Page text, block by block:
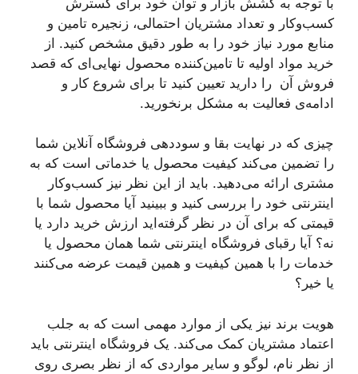
کسب‌وکار و تعداد مشتریان احتمالی، زنجیره تامین و
منابع مورد نیاز خود را به طور دقیق مشخص کنید. از
خرید مواد اولیه تا تامین‌کننده محصول نهایی‌ای که قصد
فروش آن را دارید تعیین کنید تا برای شروع کار و
ادامه‌ی فعالیت به مشکل برنخورید.
چیزی که در نهایت بقا و سوددهی فروشگاه آنلاین شما
را تضمین می‌کند کیفیت محصول یا خدماتی است که به
مشتری ارائه می‌دهید. باید از این نظر نیز کسب‌وکار
اینترنتی خود را بررسی کنید و ببینید آیا محصول شما با
قیمتی که برای آن در نظر گرفته‌اید ارزش خرید دارد یا
نه؟ آیا رقبای فروشگاه اینترنتی شما همان محصول یا
خدمات را با همین کیفیت و همین قیمت عرضه می‌کنند
یا خیر؟
هویت برند نیز یکی از موارد مهمی است که به جلب
اعتماد مشتریان کمک می‌کند. یک فروشگاه اینترنتی باید
از نظر نام، لوگو و سایر مواردی که از نظر بصری روی